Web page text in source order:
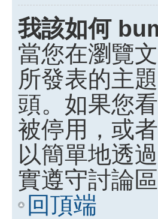
我該如何
當您在瀏覽
所發表的主
頭。如果您
被停用，或
以簡單地透
實遵守討論區
回頂端